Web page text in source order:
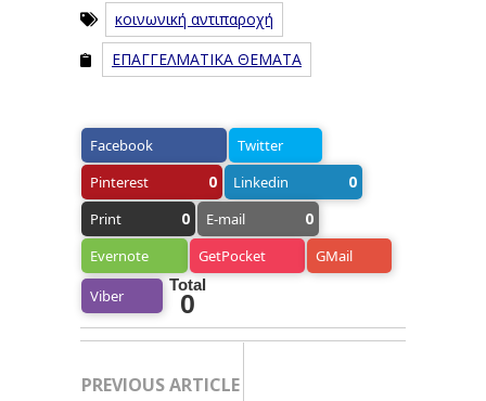
κοινωνική αντιπαροχή
ΕΠΑΓΓΕΛΜΑΤΙΚΑ ΘΕΜΑΤΑ
Facebook
Twitter
Pinterest
0 Linkedin 0
Print 0 E-mail 0
Evernote GetPocket GMail
Viber
Total
0
PREVIOUS ARTICLE